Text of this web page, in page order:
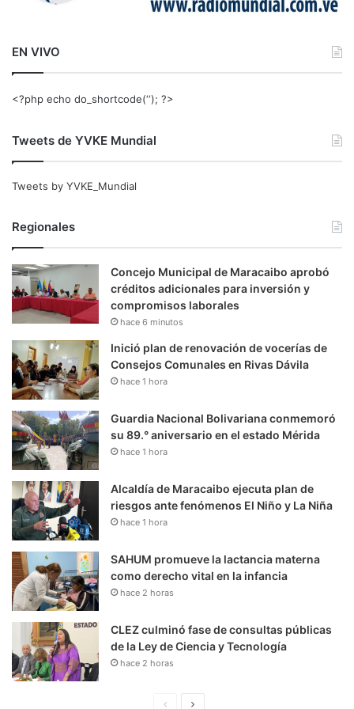
EN VIVO
<?php echo do_shortcode(‘‘); ?>
Tweets de YVKE Mundial
Tweets by YVKE_Mundial
Regionales
Concejo Municipal de Maracaibo aprobó
créditos adicionales para inversión y
compromisos laborales
hace 6 minutos
Inició plan de renovación de vocerías de
Consejos Comunales en Rivas Dávila
hace 1 hora
Guardia Nacional Bolivariana conmemoró
su 89.° aniversario en el estado Mérida
hace 1 hora
Alcaldía de Maracaibo ejecuta plan de
riesgos ante fenómenos El Niño y La Niña
hace 1 hora
SAHUM promueve la lactancia materna
como derecho vital en la infancia
hace 2 horas
CLEZ culminó fase de consultas públicas
de la Ley de Ciencia y Tecnología
hace 2 horas